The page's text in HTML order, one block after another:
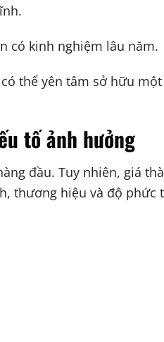
có kinh nghiệm lâu năm.
thể yên tâm sở hữu
tố ảnh hưởng
đầu. Tuy nhiên, giá
thương hiệu và độ phức